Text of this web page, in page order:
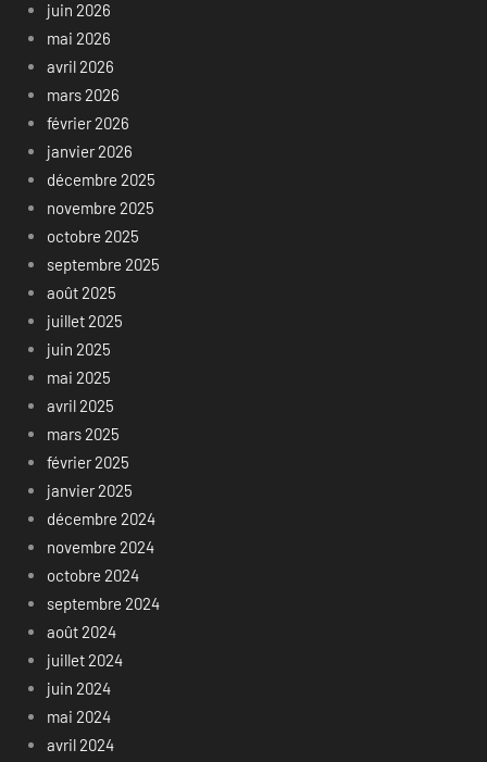
juin 2026
mai 2026
avril 2026
mars 2026
février 2026
janvier 2026
décembre 2025
novembre 2025
octobre 2025
septembre 2025
août 2025
juillet 2025
juin 2025
mai 2025
avril 2025
mars 2025
février 2025
janvier 2025
décembre 2024
novembre 2024
octobre 2024
septembre 2024
août 2024
juillet 2024
juin 2024
mai 2024
avril 2024